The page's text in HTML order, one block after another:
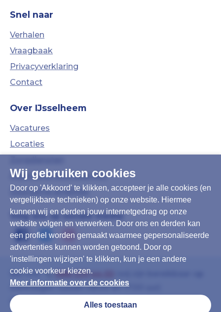
Snel naar
Verhalen
Vraagbaak
Privacyverklaring
Contact
Over IJsselheem
Vacatures
Locaties
Algemene Voorwaarden
Duurzame ambities
Volg ons op sociale media:
Bel ons: 088-339 44 00
werkdagen tussen 08:00 en 17:00 uur)
Of mail:
info@ijsselheem.nl(u krijgt binnen 8
Wij gebruiken cookies
Door op 'Akkoord' te klikken, accepteer je alle cookies (en
vergelijkbare technieken) op onze website. Hiermee
kunnen wij en derden jouw internetgedrag op onze
website volgen en verwerken. Door ons en derden kan
een profiel worden gemaakt waarmee gepersonaliseerde
advertenties kunnen worden getoond. Door op
'instellingen wijzigen' te klikken, kun je een andere
cookie voorkeur kiezen.
Meer informatie over de cookies
Alles toestaan